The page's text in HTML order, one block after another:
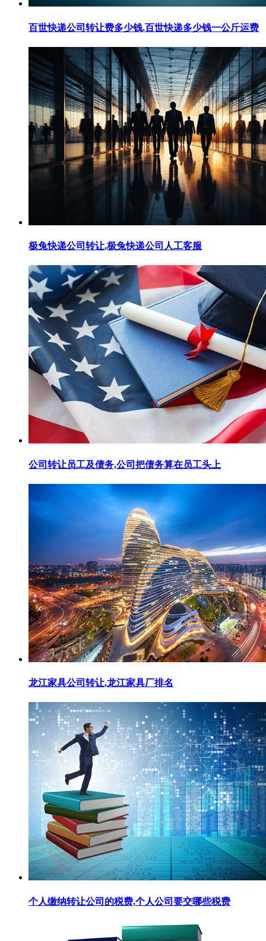
百世快递公司转让费多少钱,百世快递多少钱一公斤运费
极兔快递公司转让,极兔快递公司人工客服
公司转让员工及债务,公司把债务算在员工头上
龙江家具公司转让,龙江家具厂排名
个人缴纳转让公司的税费,个人公司要交哪些税费